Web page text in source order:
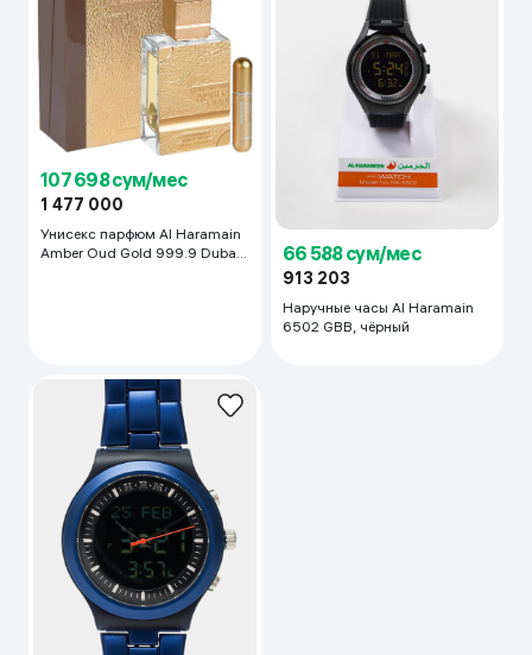
107 698 сум/мес
1 477 000
Унисекс парфюм Al Haramain
Amber Oud Gold 999.9 Dubai
66 588 сум/мес
913 203
Наручные часы Al Haramain
6502 GBB, чёрный